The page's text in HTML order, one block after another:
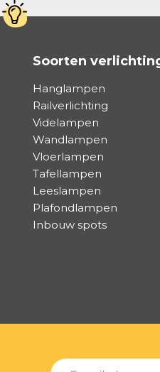
Soorten
Hanglampen
Railverlichting
Videlampen
Wandlampen
Vloerlampen
Tafellampen
Leeslampen
Plafondlampen
Inbouw spots